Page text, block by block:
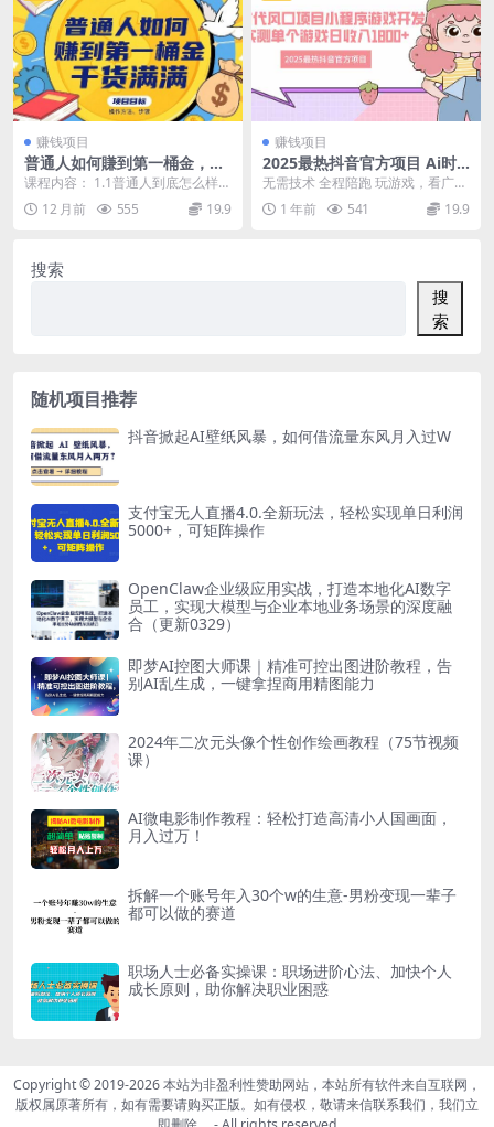
赚钱项目
普通人如何賺到第一桶金，干
货满满，操作方法及步骤
课程内容： 1.1普通人到底怎么样去
选赛道,mov 1.2普通人到底怎么样
去选赛...
12 月前 555 19.9
赚钱项目
2025最热抖音官方项目 Ai时
代风口项目小程序游戏开发 实
无需技术 全程陪跑 玩游戏，看广告
就有收益火爆招商&#8226;机不可
失...1 年前 541 19.9
搜索
搜
索
随机项目推荐
抖音掀起AI壁纸风暴，如何借流量东风月入过W
支付宝无人直播4.0.全新玩法，轻松实现单日利润
5000+，可矩阵操作
OpenClaw企业级应用实战，打造本地化AI数字
员工，实现大模型与企业本地业务场景的深度融
合（更新0329）
即梦AI控图大师课｜精准可控出图进阶教程，告
别AI乱生成，一键拿捏商用精图能力
2024年二次元头像个性创作绘画教程（75节视频
课）
AI微电影制作教程：轻松打造高清小人国画面，
月入过万！
拆解一个账号年入30个w的生意-男粉变现一辈子
都可以做的赛道
职场人士必备实操课：职场进阶心法、加快个人
成长原则，助你解决职业困惑
Copyright © 2019-2026本站为非盈利性赞助网站，本站所有软件来自互联网，
版权属原著所有，如有需要请购买正版。如有侵权，敬请来信联系我们，我们立